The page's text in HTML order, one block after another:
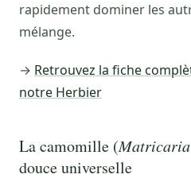
rapidement dominer les
mélange.
→ Retrouvez la fiche
notre Herbier
La camomille (
douce universelle